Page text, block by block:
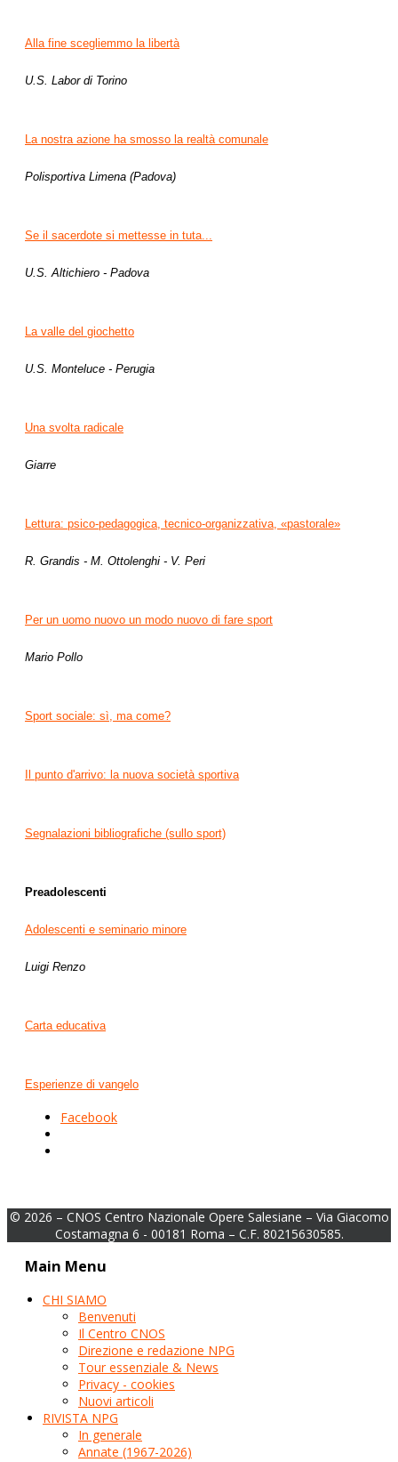
Alla fine scegliemmo la libertà
U.S. Labor di Torino
La nostra azione ha smosso la realtà comunale
Polisportiva Limena (Padova)
Se il sacerdote si mettesse in tuta...
U.S. Altichiero - Padova
La valle del giochetto
U.S. Monteluce - Perugia
Una svolta radicale
Giarre
Lettura: psico-pedagogica, tecnico-organizzativa, «pastorale»
R. Grandis - M. Ottolenghi - V. Peri
Per un uomo nuovo un modo nuovo di fare sport
Mario Pollo
Sport sociale: sì, ma come?
Il punto d'arrivo: la nuova società sportiva
Segnalazioni bibliografiche (sullo sport)
Preadolescenti
Adolescenti e seminario minore
Luigi Renzo
Carta educativa
Esperienze di vangelo
Facebook
© 2026 – CNOS Centro Nazionale Opere Salesiane – Via Giacomo
Costamagna 6 - 00181 Roma – C.F. 80215630585.
Main Menu
CHI SIAMO
Benvenuti
Il Centro CNOS
Direzione e redazione NPG
Tour essenziale & News
Privacy - cookies
Nuovi articoli
RIVISTA NPG
In generale
Annate (1967-2026)